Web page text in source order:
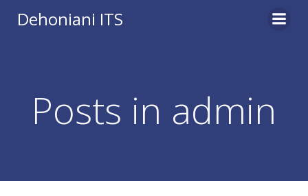
Dehoniani ITS
Posts in admin